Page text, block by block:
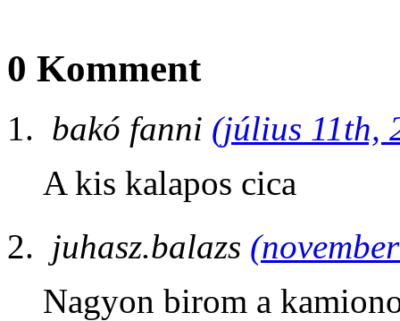
0 Komment
bakó fanni (július 11th,
A kis kalapos cica
juhasz.balazs
Nagyon birom a